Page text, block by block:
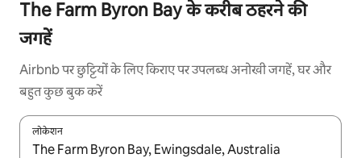
The Farm Byron Bay के करीब ठहरने की
जगहें
Airbnb पर छुट्टियों के लिए किराए पर उपलब्ध अनोखी जगहें, घर और
बहुत कुछ बुक करें
लोकेशन
नतीजों के उपलब्ध होने पर, अप और डाउन 'ऐरो की' का इस्तेमाल करके नेविगेट